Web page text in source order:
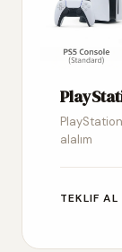
alalım
TEKLIF AL